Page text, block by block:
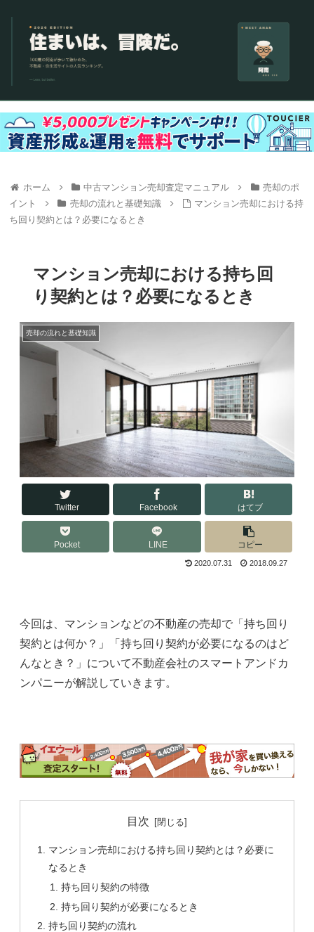
ホーム 中古マンション売却査定マニュアル
売却のポ
イント
売却の流れと基礎知識
マンション売却における持
ち回り契約とは？必要になるとき
マンション売却における持ち回
り契約とは？必要になるとき
売却の流れと基礎知識
Twitter Facebook はてブ
Pocket LINE コピー
2020.07.31 2018.09.27
今回は、マンションなどの不動産の売却で「持ち回り
契約とは何か？」「持ち回り契約が必要になるのはど
んなとき？」について不動産会社のスマートアンドカ
ンパニーが解説していきます。
目次
マンション売却における持ち回り契約とは？必要に
なるとき
持ち回り契約の特徴
持ち回り契約が必要になるとき
持ち回り契約の流れ